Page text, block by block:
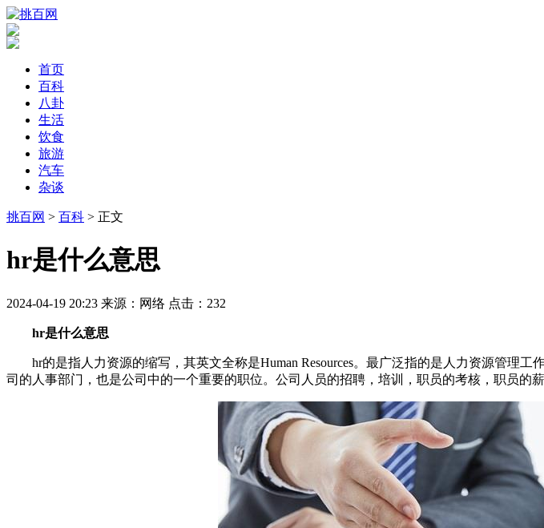
首页
百科
八卦
生活
饮食
旅游
汽车
杂谈
挑百网 > 百科 > 正文
​hr是什么意思
2024-04-19 20:23 来源：网络 点击： 232
hr是什么意思
hr的是指人力资源的缩写，其英文全称是Human Resources。最广泛指的是人力资源管理
司的人事部门，也是公司中的一个重要的职位。公司人员的招聘，培训，职员的考核，职员的